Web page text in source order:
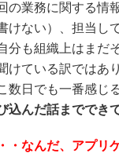
の業務に関する情
けない）、担当し
分も組織上はまだ
けている訳ではあ
数日でも一番感じ
込んだ話まででき
・なんだ、アプリ